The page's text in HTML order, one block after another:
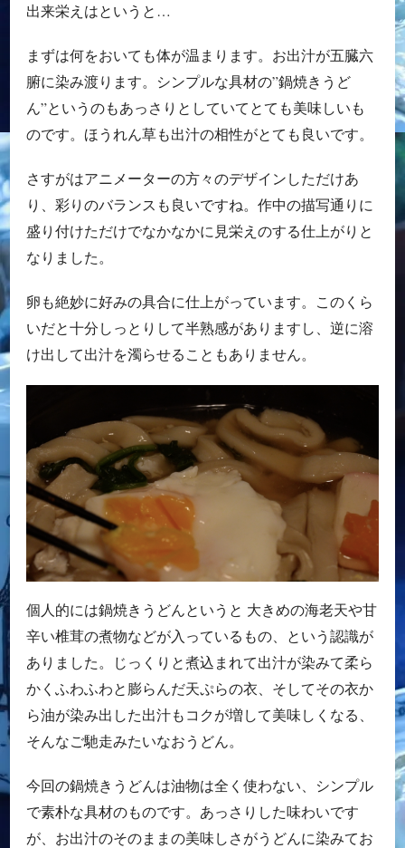
出来栄えはというと…
まずは何をおいても体が温まります。お出汁が五臓六
腑に染み渡ります。シンプルな具材の”鍋焼きうど
ん”というのもあっさりとしていてとても美味しいも
のです。ほうれん草も出汁の相性がとても良いです。
さすがはアニメーターの方々のデザインしただけあ
り、彩りのバランスも良いですね。作中の描写通りに
盛り付けただけでなかなかに見栄えのする仕上がりと
なりました。
卵も絶妙に好みの具合に仕上がっています。このくら
いだと十分しっとりして半熟感がありますし、逆に溶
け出して出汁を濁らせることもありません。
個人的には鍋焼きうどんというと 大きめの海老天や甘
辛い椎茸の煮物などが入っているもの、という認識が
ありました。じっくりと煮込まれて出汁が染みて柔ら
かくふわふわと膨らんだ天ぷらの衣、そしてその衣か
ら油が染み出した出汁もコクが増して美味しくなる、
そんなご馳走みたいなおうどん。
今回の鍋焼きうどんは油物は全く使わない、シンプル
で素朴な具材のものです。あっさりした味わいです
が、お出汁のそのままの美味しさがうどんに染みてお